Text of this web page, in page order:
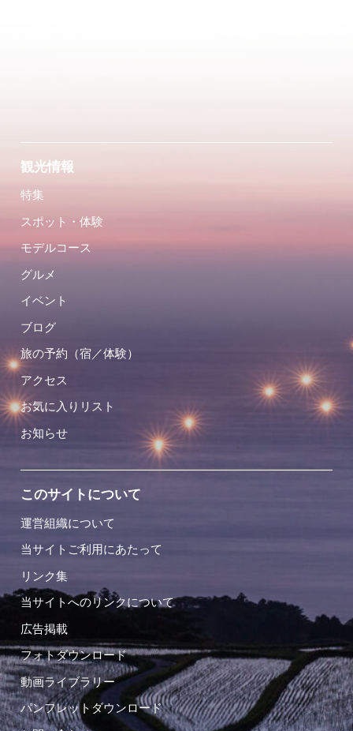
観光情報
特集
スポット・体験
モデルコース
グルメ
イベント
ブログ
旅の予約（宿／体験）
アクセス
お気に入りリスト
お知らせ
このサイトについて
運営組織について
当サイトご利用にあたって
リンク集
当サイトへのリンクについて
広告掲載
フォトダウンロード
動画ライブラリー
パンフレットダウンロード